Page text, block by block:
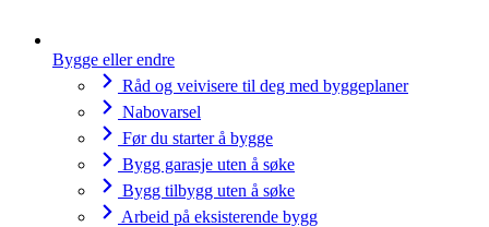
Bygge eller endre
Råd og veivisere til deg med byggeplaner
Nabovarsel
Før du starter å bygge
Bygg garasje uten å søke
Bygg tilbygg uten å søke
Arbeid på eksisterende bygg